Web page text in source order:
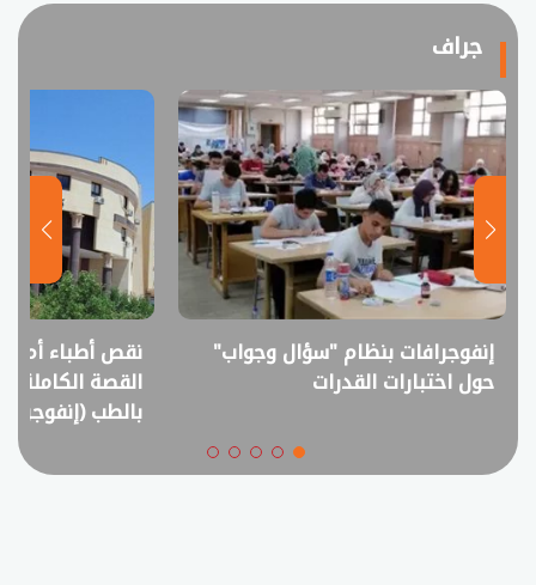
جراف
نقص أطباء أم فائض خريجين؟..
القصة الكاملة لمقترح خفض القبول
انفوجراف..
في امتحانات